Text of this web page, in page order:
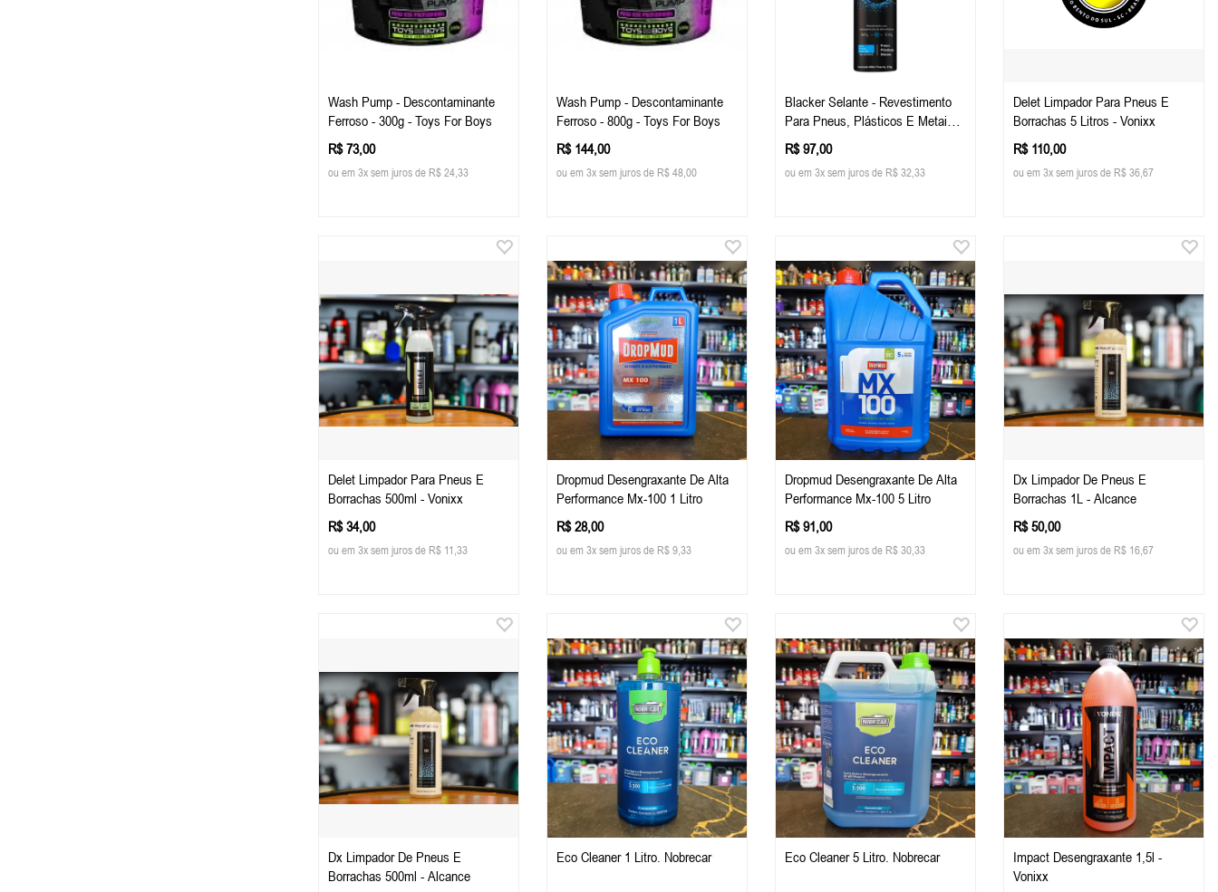
Wash Pump - Descontaminante
Ferroso - 300g - Toys For Boys
R$ 73,00
ou em 3x sem juros de R$ 24,33
Wash Pump - Descontaminante
Ferroso - 800g - Toys For Boys
R$ 144,00
ou em 3x sem juros de R$ 48,00
Blacker Selante - Revestimento
Para Pneus, Plásticos E Metais -
400ml - Alcance
R$ 97,00
ou em 3x sem juros de R$ 32,33
Delet Limpador Para Pneus E
Borrachas 5 Litros - Vonixx
R$ 110,00
ou em 3x sem juros de R$ 36,67
Delet Limpador Para Pneus E
Borrachas 500ml - Vonixx
R$ 34,00
ou em 3x sem juros de R$ 11,33
Dropmud Desengraxante De Alta
Performance Mx-100 1 Litro
R$ 28,00
ou em 3x sem juros de R$ 9,33
Dropmud Desengraxante De Alta
Performance Mx-100 5 Litro
R$ 91,00
ou em 3x sem juros de R$ 30,33
Dx Limpador De Pneus E
Borrachas 1L - Alcance
R$ 50,00
ou em 3x sem juros de R$ 16,67
Dx Limpador De Pneus E
Borrachas 500ml - Alcance
Eco Cleaner 1 Litro. Nobrecar Eco Cleaner 5 Litro. Nobrecar
Impact Desengraxante 1,5l -
Vonixx